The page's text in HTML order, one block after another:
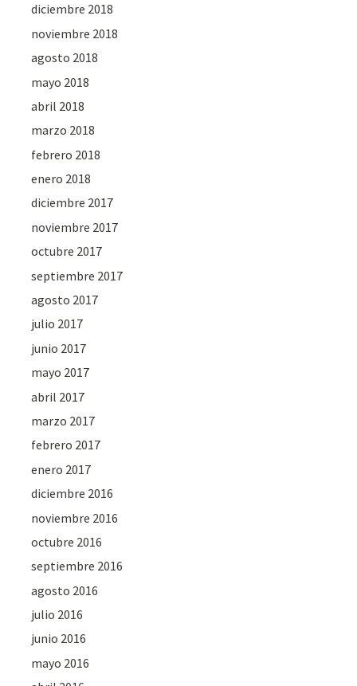
diciembre 2018
noviembre 2018
agosto 2018
mayo 2018
abril 2018
marzo 2018
febrero 2018
enero 2018
diciembre 2017
noviembre 2017
octubre 2017
septiembre 2017
agosto 2017
julio 2017
junio 2017
mayo 2017
abril 2017
marzo 2017
febrero 2017
enero 2017
diciembre 2016
noviembre 2016
octubre 2016
septiembre 2016
agosto 2016
julio 2016
junio 2016
mayo 2016